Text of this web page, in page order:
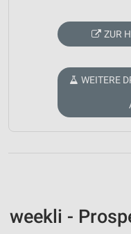
ZUR
WEITERE
weekli -